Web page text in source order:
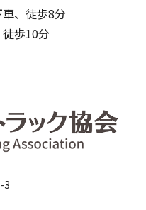
3
、徒歩8分
歩10分